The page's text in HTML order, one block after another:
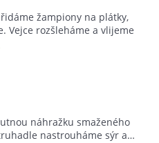
žampiony na plátky,
Vejce rozšleháme a vlijeme
náhražku smaženého
nastrouháme sýr a…